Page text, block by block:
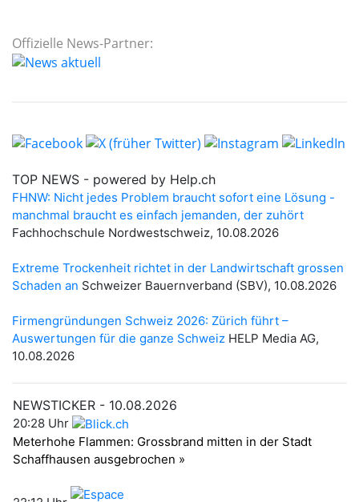
Offizielle News-Partner: